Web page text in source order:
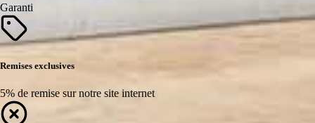
Garanti
Remises exclusives
5% de remise sur notre site internet